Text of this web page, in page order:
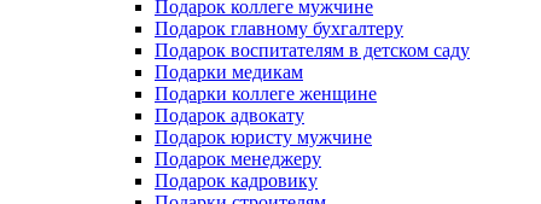
Подарок коллеге мужчине
Подарок главному бухгалтеру
Подарок воспитателям в детском саду
Подарки медикам
Подарки коллеге женщине
Подарок адвокату
Подарок юристу мужчине
Подарок менеджеру
Подарок кадровику